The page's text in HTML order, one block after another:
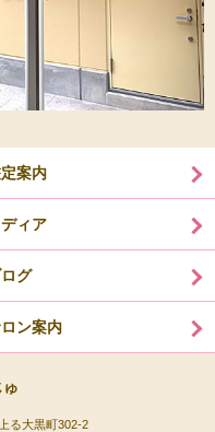
案内
ディア
グ
ン案内
る大黒町302-2